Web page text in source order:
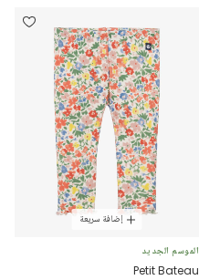
إضافة سريعة
الموسم الجديد
Petit Bateau